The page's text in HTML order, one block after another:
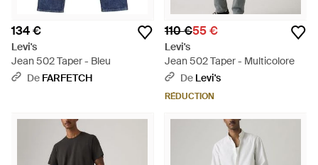
134 €
Levi's
Jean 502 Taper - Bleu
De FARFETCH
110 €55 €
Levi's
Jean 502 Taper - Multicolore
De Levi's
RÉDUCTION